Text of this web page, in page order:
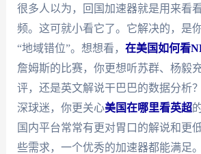
很多人以为，回国加速器就是用来看
频。这可就小看它了。它解决的，是
“地域错位”。想想看， 在美国如何看
詹姆斯的比赛，你更想听苏群、杨毅
评，还是英文解说干巴巴的数据分析
深球迷，你更关心美国在哪里看英超
国内平台常常有更对胃口的解说和更
些需求，一个优秀的加速器都能满足